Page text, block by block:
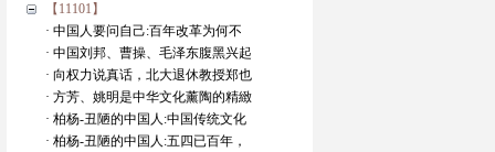
【11101】
· 中国人要问自己:百年改革为何不
· 中国刘邦、曹操、毛泽东腹黑兴起
· 向权力说真话，北大退休教授郑也
· 方芳、姚明是中华文化薰陶的精緻
· 柏杨-丑陋的中国人:中国传统文化
· 柏杨-丑陋的中国人:五四已百年，